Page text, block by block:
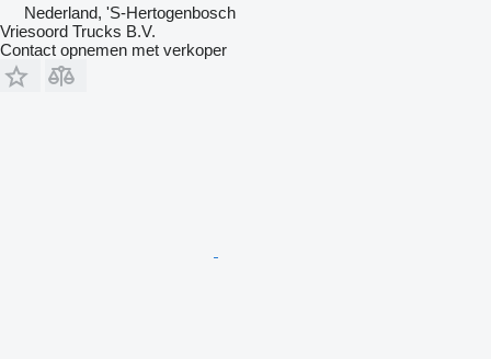
Nederland, 'S-Hertogenbosch
Vriesoord Trucks B.V.
Contact opnemen met verkoper